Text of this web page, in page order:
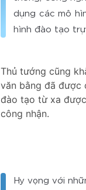
dụng các mô
hình đào tạo
Thủ tướng cũng
văn bằng đã được
đào tạo từ xa
công nhận.
Hy vọng với